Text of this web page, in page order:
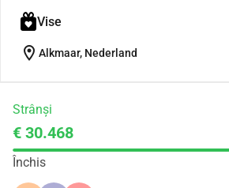
Vise
location_on Alkmaar, Nederland
Strânși
€ 30.468
Închis